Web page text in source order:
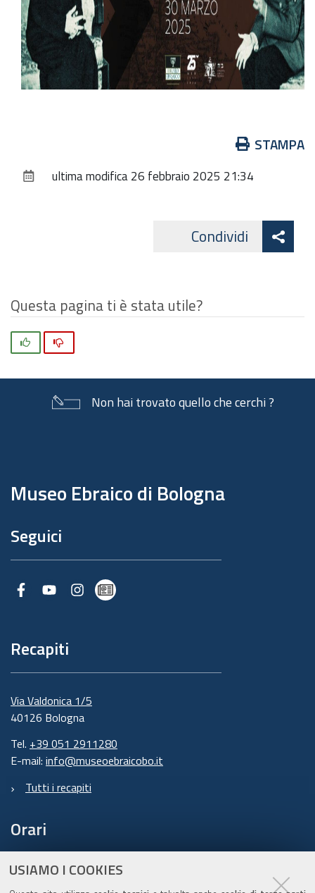
USIAMO I COOKIES
documento
STAMPA
ultima modifica26 febbraio 2025 21:34
Condividi
Questa pagina ti è stata utile?
Non hai trovato quello che cerchi ?
pagina
Museo Ebraico di Bologna
Seguici
FacebookYoutubeInstagramNewsletter
Recapiti
Via Valdonica 1/5
40126 Bologna
Tel. +39 051 2911280
E-mail: info@museoebraicobo.it
Tutti i recapiti
Orari